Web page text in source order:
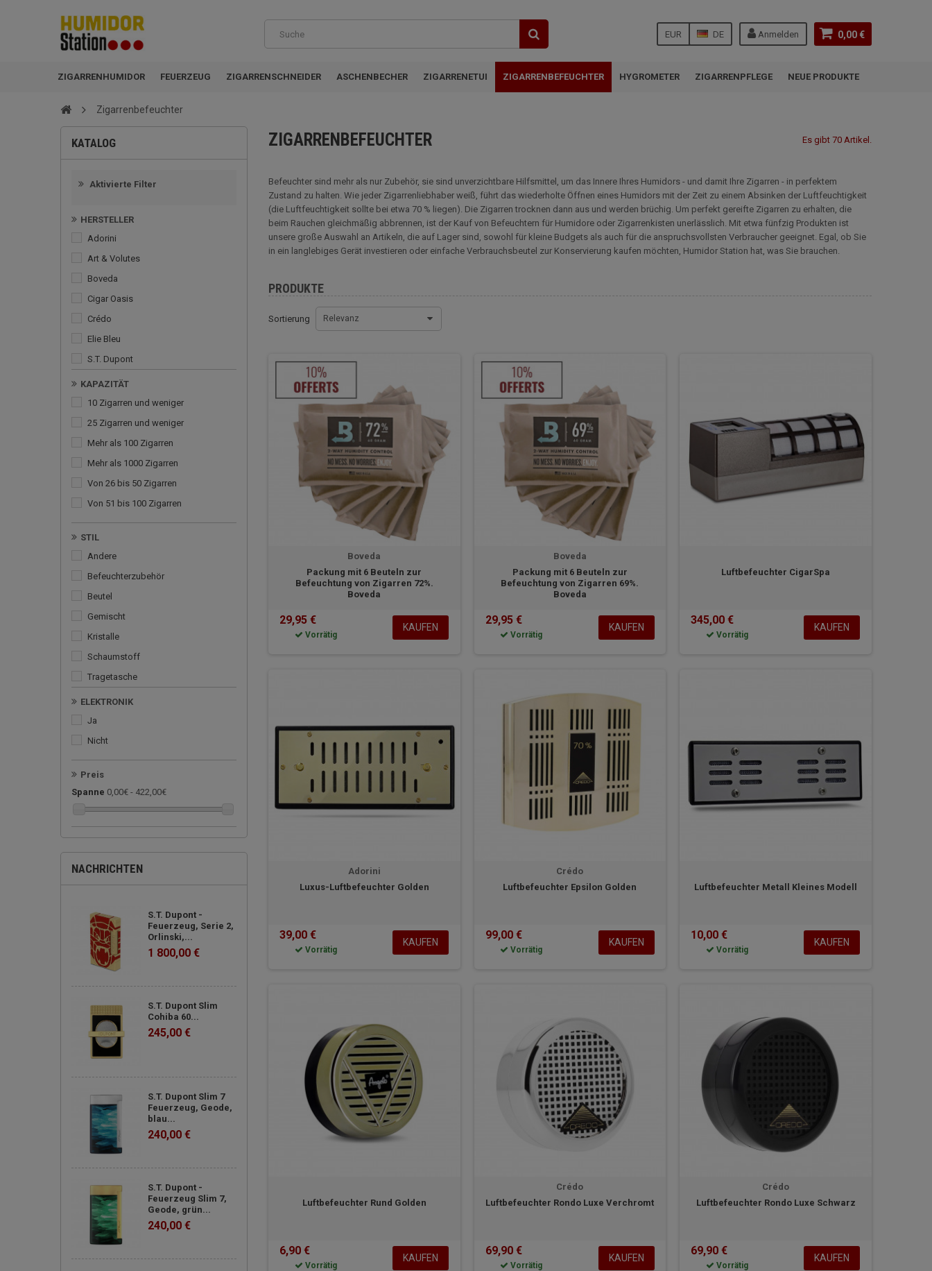
0,00 €
Anmelden
DE
EUR
ZIGARRENHUMIDOR FEUERZEUG ZIGARRENSCHNEIDER ASCHENBECHER ZIGARRENETUI ZIGARRENBEFEUCHTER HYGROMETER ZIGARRENPFLEGE NEUE PRODUKTE
Zigarrenbefeuchter
KATALOG
Aktivierte Filter
HERSTELLER
Adorini
Art & Volutes
Boveda
Cigar Oasis
Crédo
Elie Bleu
S.T. Dupont
Xikar
KAPAZITÄT
10 Zigarren und weniger
25 Zigarren und weniger
mehr als 100 Zigarren
mehr als 1000 Zigarren
von 26 bis 50 Zigarren
von 51 bis 100 Zigarren
STIL
andere
befeuchterzubehör
beutel
gemischt
kristalle
schaumstoff
tragetasche
ELEKTRONIK
ja
nicht
Preis
Spanne 0,00€ - 422,00€
NACHRICHTEN
S.T. Dupont -
Feuerzeug, Serie 2,
Orlinski,...
1 800,00 €
S.T. Dupont Slim
Cohiba 60...
245,00 €
S.T. Dupont Slim 7
Feuerzeug, Geode,
blau...
240,00 €
S.T. Dupont -
Feuerzeug Slim 7,
Geode, grün...
240,00 €
ZIGARRENBEFEUCHTER Es gibt 70 Artikel.
Befeuchter sind mehr als nur Zubehör, sie sind unverzichtbare Hilfsmittel, um das Innere Ihres Humidors - und damit Ihre Zigarren - in perfektem
Zustand zu halten. Wie jeder Zigarrenliebhaber weiß, führt das wiederholte Öffnen eines Humidors mit der Zeit zu einem Absinken der Luftfeuchtigkeit
(die Luftfeuchtigkeit sollte bei etwa 70 % liegen). Die Zigarren trocknen dann aus und werden brüchig. Um perfekt gereifte Zigarren zu erhalten, die
beim Rauchen gleichmäßig abbrennen, ist der Kauf von Befeuchtern für Humidore oder Zigarrenkisten unerlässlich. Mit etwa fünfzig Produkten ist
unsere große Auswahl an Artikeln, die auf Lager sind, sowohl für kleine Budgets als auch für die anspruchsvollsten Verbraucher geeignet. Egal, ob Sie
in ein langlebiges Gerät investieren oder einfache Verbrauchsbeutel zur Konservierung kaufen möchten, Humidor Station hat, was Sie brauchen.
PRODUKTE
Sortierung Relevanz
Boveda
Packung mit 6 Beuteln zur
Befeuchtung von Zigarren 72%.
Boveda
29,95 €
Vorrätig
KAUFEN
Boveda
Packung mit 6 Beuteln zur
Befeuchtung von Zigarren 69%.
Boveda
29,95 €
Vorrätig
KAUFEN
Luftbefeuchter CigarSpa
345,00 €
Vorrätig
KAUFEN
Adorini
Luxus-Luftbefeuchter Golden
39,00 €
Vorrätig
KAUFEN
Crédo
Luftbefeuchter Epsilon Golden
99,00 €
Vorrätig
KAUFEN
Luftbefeuchter Metall Kleines Modell
10,00 €
Vorrätig
KAUFEN
Luftbefeuchter Rund Golden
6,90 €
Vorrätig
KAUFEN
Crédo
Luftbefeuchter Rondo Luxe Verchromt
69,90 €
Vorrätig
KAUFEN
Crédo
Luftbefeuchter Rondo Luxe Schwarz
69,90 €
Vorrätig
KAUFEN